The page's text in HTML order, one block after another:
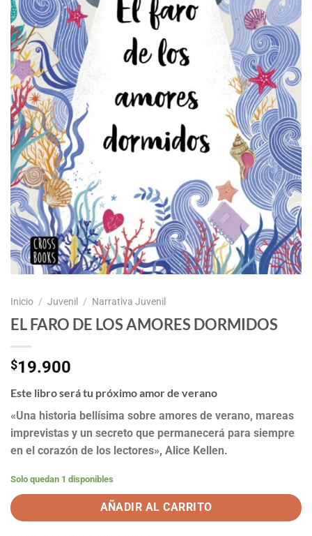
Inicio / Juvenil / Narrativa Juvenil
EL FARO DE LOS AMORES DORMIDOS
$19.900
Este libro será tu próximo amor de verano
«Una historia bellísima sobre amores de verano, mareas
imprevistas y un secreto que permanecerá para siempre
en el corazón de los lectores», Alice Kellen.
Solo quedan 1 disponibles
AÑADIR AL CARRITO